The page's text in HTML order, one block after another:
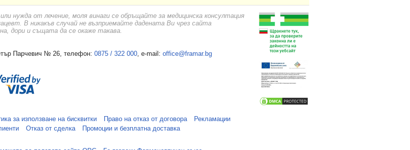
нужда от лечение, моля винаги се обръщайте за медицинска консултация
В никакъв случай не възприемайте дадената Ви чрез сайта
дори и същата да се окаже такава.
Парчевич № 26, телефон: 0875 / 322 000, e-mail: office@framar.bg
за използване на бисквитки Право на отказ от договора
Рекламации
Отказ от сделка
Промоции и безплатна доставка